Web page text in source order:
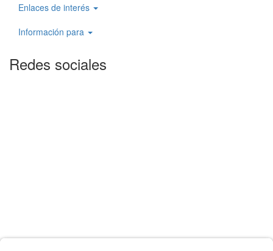
Enlaces de interés
Información para
Redes sociales